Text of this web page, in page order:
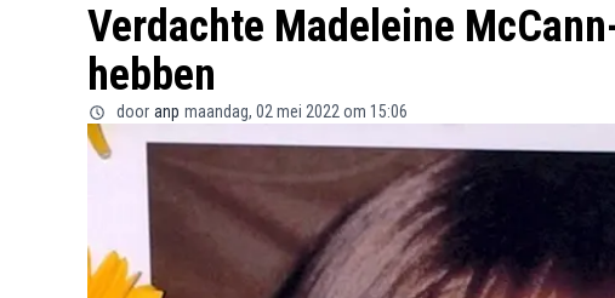
Verdachte Madeleine
hebben
door anp maandag, 02 mei 2022 om 15:06